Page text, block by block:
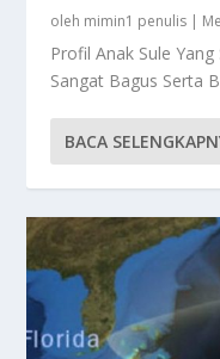
oleh mimin1 penulis |
Profil Anak Sule
Sangat Bagus Serta
BACA